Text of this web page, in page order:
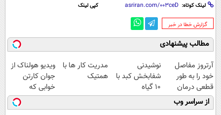
لینک کوتاه: کپی لینک
‌گزارش خطا در خبر
مطالب پیشنهادی
آرتروز مفاصل
خود را به طور
قطعی درمان
کنید!
◗پرسش‌نامه◖
نوشیدنی
شفابخش کبد با
10 گیاه
موثر(تخفیف تا
امشب)
مدریت کار ها با
همتیک
ویدیو هولناک از
جوان کارتن
خوابی که
میلیاردر شد.
آموزش رایگان
از سراسر وب